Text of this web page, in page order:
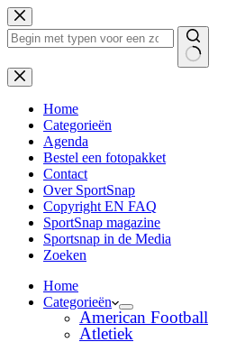
Ga
naar
de
Geen
resultaten
Home
Categorieën
Agenda
Bestel een fotopakket
Contact
Over SportSnap
Copyright EN FAQ
SportSnap magazine
Sportsnap in de Media
Zoeken
Home
Categorieën
American Football
Atletiek